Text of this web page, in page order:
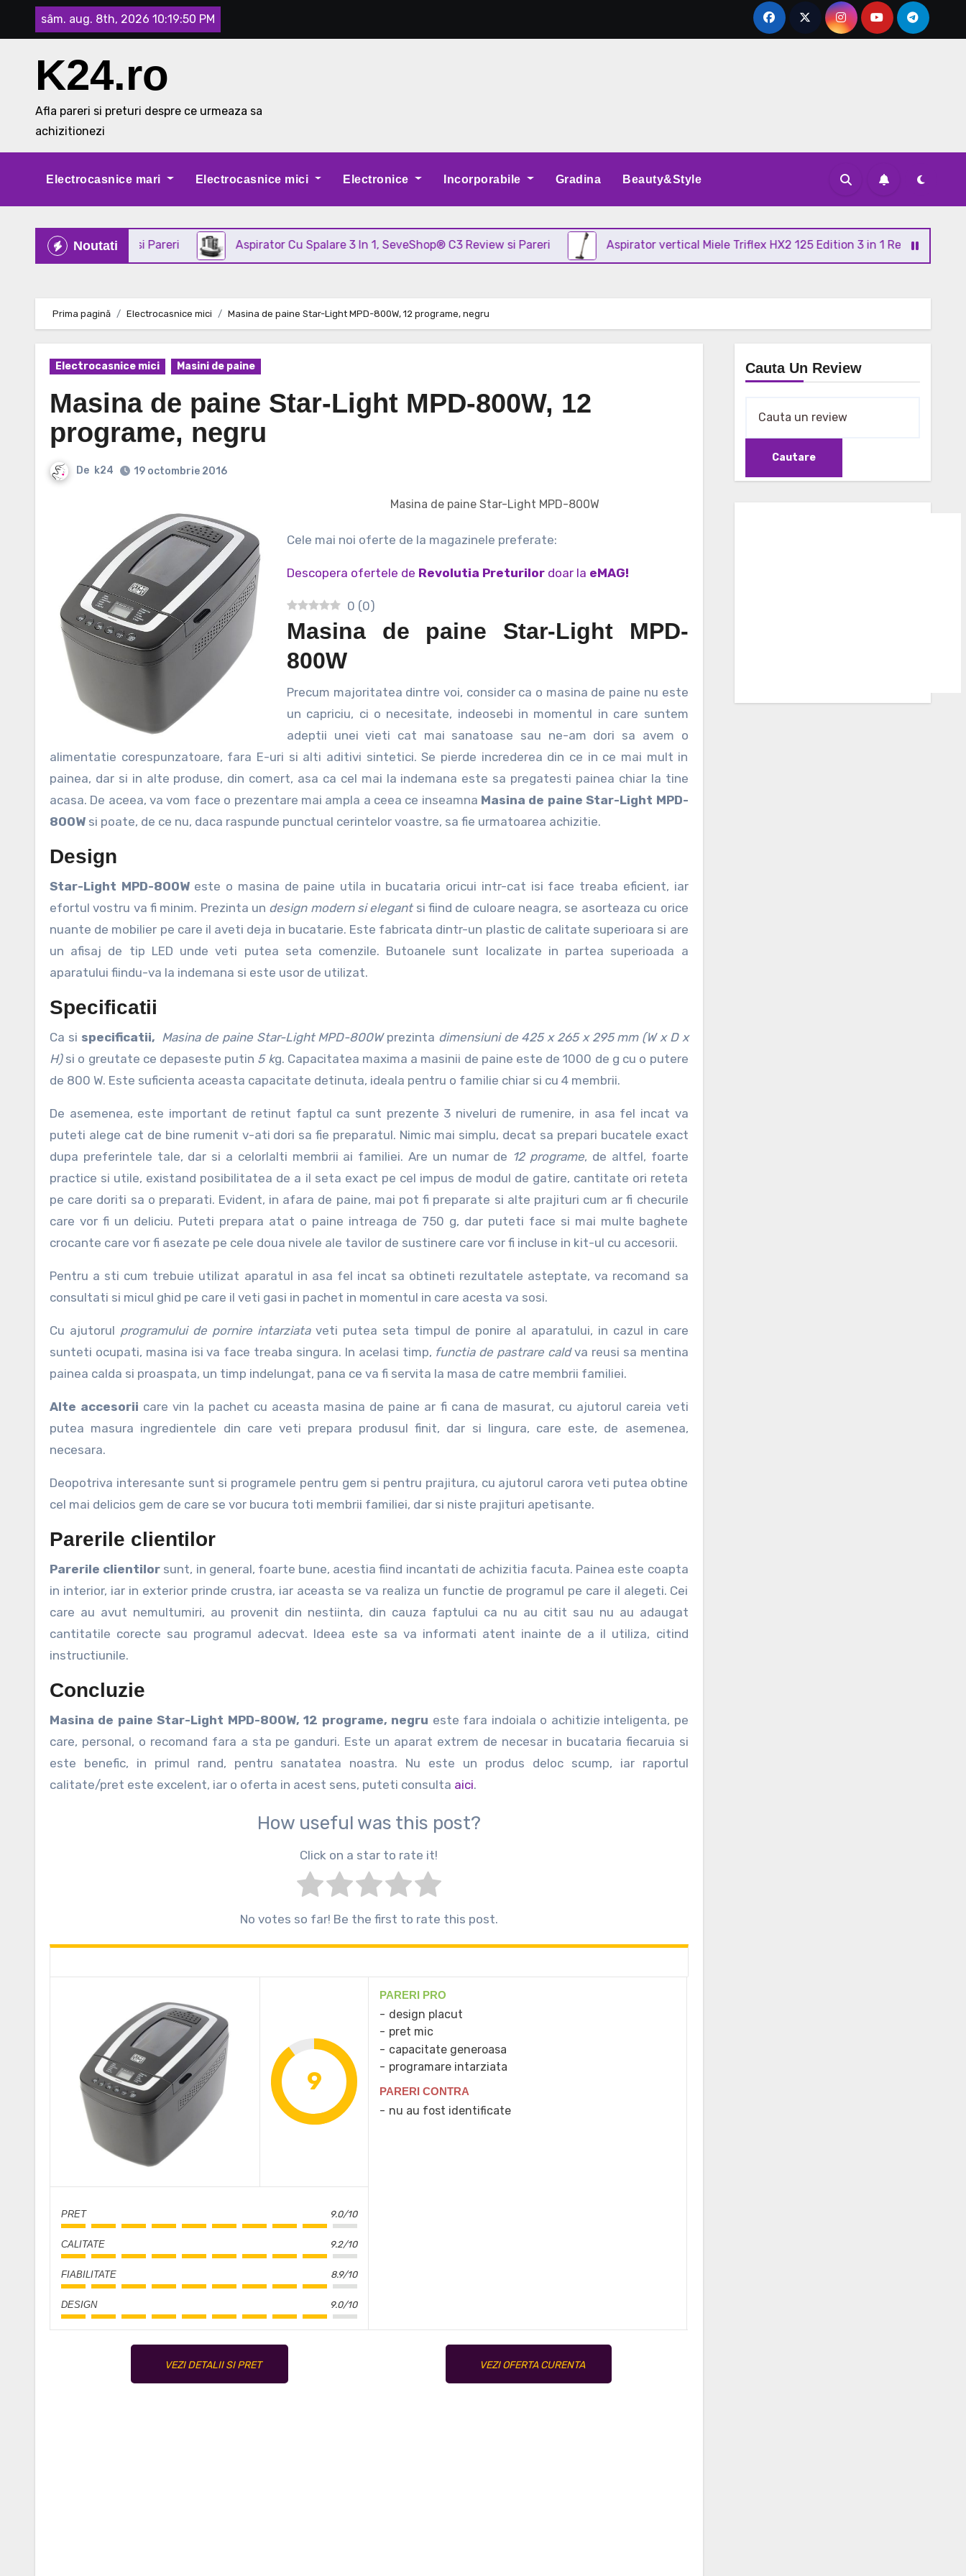
sâm. aug. 8th, 2026 10:19:51 PM
K24.ro
Afla pareri si preturi despre ce urmeaza sa
achizitionezi
Electrocasnice mari Electrocasnice mici Electronice Incorporabile Gradina Beauty&Style
Noutati
INOX Review si Pareri Aspirator Cu Spalare 3 In 1, SeveShop® C3 Review si Pareri Aspirator vertical Miele Triflex HX2 125 Edition 3 in 1 Review si Pareri
Prima pagină Electrocasnice mici Masina de paine Star-Light MPD-800W, 12 programe, negru
Electrocasnice mici Masini de paine
Masina de paine Star-Light MPD-800W, 12
programe, negru
De k24 19 octombrie 2016
Masina de paine Star-Light MPD-800W
Cele mai noi oferte de la magazinele preferate:
Descopera ofertele de Revolutia Preturilor doar la eMAG!
0 (0)
Masina de paine Star-Light MPD-
800W
Precum majoritatea dintre voi, consider ca o masina de paine nu este
un capriciu, ci o necesitate, indeosebi in momentul in care suntem
adeptii unei vieti cat mai sanatoase sau ne-am dori sa avem o
alimentatie corespunzatoare, fara E-uri si alti aditivi sintetici. Se pierde increderea din ce in ce mai mult in
painea, dar si in alte produse, din comert, asa ca cel mai la indemana este sa pregatesti painea chiar la tine
acasa. De aceea, va vom face o prezentare mai ampla a ceea ce inseamna Masina de paine Star-Light MPD-
800W si poate, de ce nu, daca raspunde punctual cerintelor voastre, sa fie urmatoarea achizitie.
Design
Star-Light MPD-800W este o masina de paine utila in bucataria oricui intr-cat isi face treaba eficient, iar
efortul vostru va fi minim. Prezinta un design modern si elegantsi fiind de culoare neagra, se asorteaza cu orice
nuante de mobilier pe care il aveti deja in bucatarie. Este fabricata dintr-un plastic de calitate superioara si are
un afisaj de tip LED unde veti putea seta comenzile. Butoanele sunt localizate in partea superioada a
aparatului fiindu-va la indemana si este usor de utilizat.
Specificatii
Ca si specificatii, Masina de paine Star-Light MPD-800W prezinta dimensiuni de 425 x 265 x 295 mm (W x D x
H)si o greutate ce depaseste putin 5 kg. Capacitatea maxima a masinii de paine este de 1000 de g cu o putere
de 800 W. Este suficienta aceasta capacitate detinuta, ideala pentru o familie chiar si cu 4 membrii.
De asemenea, este important de retinut faptul ca sunt prezente 3 niveluri de rumenire, in asa fel incat va
puteti alege cat de bine rumenit v-ati dori sa fie preparatul. Nimic mai simplu, decat sa prepari bucatele exact
dupa preferintele tale, dar si a celorlalti membrii ai familiei. Are un numar de 12 programe, de altfel, foarte
practice si utile, existand posibilitatea de a il seta exact pe cel impus de modul de gatire, cantitate ori reteta
pe care doriti sa o preparati. Evident, in afara de paine, mai pot fi preparate si alte prajituri cum ar fi checurile
care vor fi un deliciu. Puteti prepara atat o paine intreaga de 750 g, dar puteti face si mai multe baghete
crocante care vor fi asezate pe cele doua nivele ale tavilor de sustinere care vor fi incluse in kit-ul cu accesorii.
Pentru a sti cum trebuie utilizat aparatul in asa fel incat sa obtineti rezultatele asteptate, va recomand sa
consultati si micul ghid pe care il veti gasi in pachet in momentul in care acesta va sosi.
Cu ajutorul programului de pornire intarziataveti putea seta timpul de ponire al aparatului, in cazul in care
sunteti ocupati, masina isi va face treaba singura. In acelasi timp, functia de pastrare caldva reusi sa mentina
painea calda si proaspata, un timp indelungat, pana ce va fi servita la masa de catre membrii familiei.
Alte accesorii care vin la pachet cu aceasta masina de paine ar fi cana de masurat, cu ajutorul careia veti
putea masura ingredientele din care veti prepara produsul finit, dar si lingura, care este, de asemenea,
necesara.
Deopotriva interesante sunt si programele pentru gem si pentru prajitura, cu ajutorul carora veti putea obtine
cel mai delicios gem de care se vor bucura toti membrii familiei, dar si niste prajituri apetisante.
Parerile clientilor
Parerile clientilor sunt, in general, foarte bune, acestia fiind incantati de achizitia facuta. Painea este coapta
in interior, iar in exterior prinde crustra, iar aceasta se va realiza un functie de programul pe care il alegeti. Cei
care au avut nemultumiri, au provenit din nestiinta, din cauza faptului ca nu au citit sau nu au adaugat
cantitatile corecte sau programul adecvat. Ideea este sa va informati atent inainte de a il utiliza, citind
instructiunile.
Concluzie
Masina de paine Star-Light MPD-800W, 12 programe, negru este fara indoiala o achitizie inteligenta, pe
care, personal, o recomand fara a sta pe ganduri. Este un aparat extrem de necesar in bucataria fiecaruia si
este benefic, in primul rand, pentru sanatatea noastra. Nu este un produs deloc scump, iar raportul
calitate/pret este excelent, iar o oferta in acest sens, puteti consulta aici.
How useful was this post?
Click on a star to rate it!
No votes so far! Be the first to rate this post.
9
PRET 9.0/10
CALITATE 9.2/10
FIABILITATE 8.9/10
DESIGN 9.0/10
PARERI PRO
design placut
pret mic
capacitate generoasa
programare intarziata
PARERI CONTRA
nu au fost identificate
VEZI DETALII SI PRET VEZI OFERTA CURENTA
Cauta Un Review